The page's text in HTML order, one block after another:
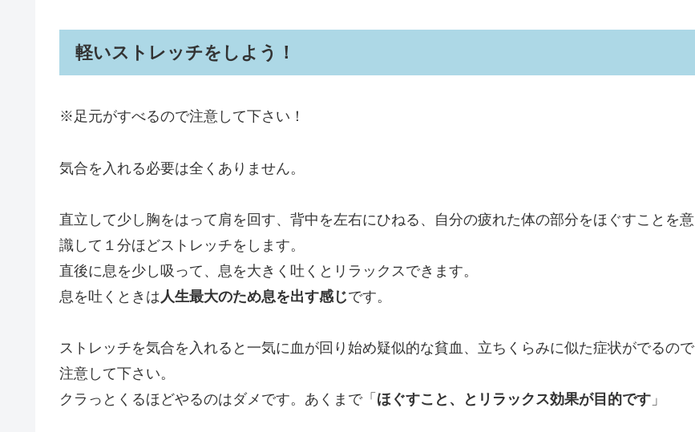
軽いストレッチをしよう！
※足元がすべるので注意して下さい！
気合を入れる必要は全くありません。
直立して少し胸をはって肩を回す、背中を左右にひねる、自分の疲れた体の部分をほぐすことを意
識して１分ほどストレッチをします。
直後に息を少し吸って、息を大きく吐くとリラックスできます。
息を吐くときは人生最大のため息を出す感じです。
ストレッチを気合を入れると一気に血が回り始め疑似的な貧血、立ちくらみに似た症状がでるので
注意して下さい。
クラっとくるほどやるのはダメです。あくまで「 ほぐすこと、とリラックス効果が目的です 」